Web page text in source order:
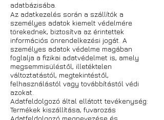
adatbázisába.
Az adatkezelés során a szállítók a
személyes adatok kiemelt védelmére
törekednek, biztosítva az érintettek
információs önrendelkezési jogát. A
személyes adatok védelme magában
foglalja a fizikai adatvédelmet is, amely
megsemmisüléstől, illetéktelen
változtatástól, megtekintéstől,
felhasználástól vagy továbbítástól védi
azokat.
Adatfeldolgozó által ellátott tevékenység:
Termékek kiszállítása, fuvarozás
Adatfeldolgozó megnevezése és